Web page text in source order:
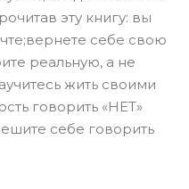
эту книгу: вы
себе свою
реальную, а не
жить своими
говорить «НЕТ»
себе говорить